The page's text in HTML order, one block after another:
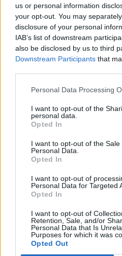
us or personal information
your opt-out. You may
disclosure of your personal
IAB’s list of downstream
also be disclosed by us to third
Downstream Participants that
Personal Data Processing
I want to opt-out of the
personal data.
Opted In
I want to opt-out of the Sale
Personal Data.
Opted In
I want to opt-out of
Personal Data for Targeted
Opted In
I want to opt-out of
Retention, Sale, and/or
Personal Data that Is
Purposes for which it was
Opted Out
ΚΕΠΑ - 1η
UNAI SDG7
12 Μαϊος 2026
και επιχειρήσεις ζητούν
λύσεις απέναντι στο
12
ΣΧΕΤΙΚΑ